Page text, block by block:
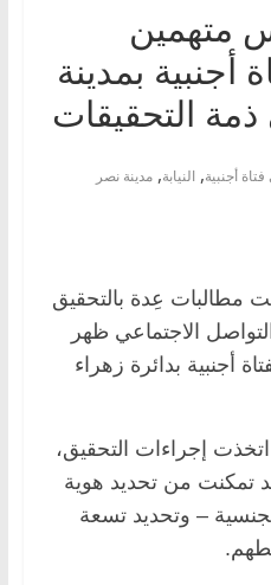
متهمين
أجنبية بمدينة
أجنبية, النيابة, مدينة نصر
مطالبات عِدة بالتحقيق
الاجتماعي ظهر
أجنبية بدائرة زهراء
إجراءات التحقيق،
تمكنت من تحديد هوية
– وتحديد تسعة